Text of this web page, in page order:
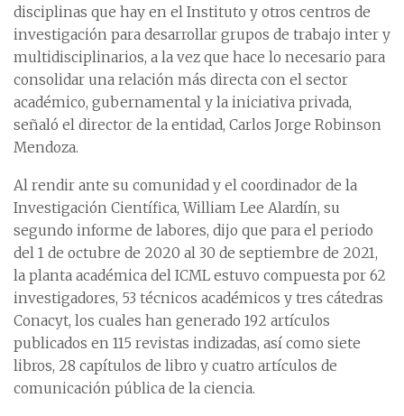
disciplinas que hay en el Instituto y otros centros de
investigación para desarrollar grupos de trabajo inter y
multidisciplinarios, a la vez que hace lo necesario para
consolidar una relación más directa con el sector
académico, gubernamental y la iniciativa privada,
señaló el director de la entidad, Carlos Jorge Robinson
Mendoza.
Al rendir ante su comunidad y el coordinador de la
Investigación Científica, William Lee Alardín, su
segundo informe de labores, dijo que para el periodo
del 1 de octubre de 2020 al 30 de septiembre de 2021,
la planta académica del ICML estuvo compuesta por 62
investigadores, 53 técnicos académicos y tres cátedras
Conacyt, los cuales han generado 192 artículos
publicados en 115 revistas indizadas, así como siete
libros, 28 capítulos de libro y cuatro artículos de
comunicación pública de la ciencia.